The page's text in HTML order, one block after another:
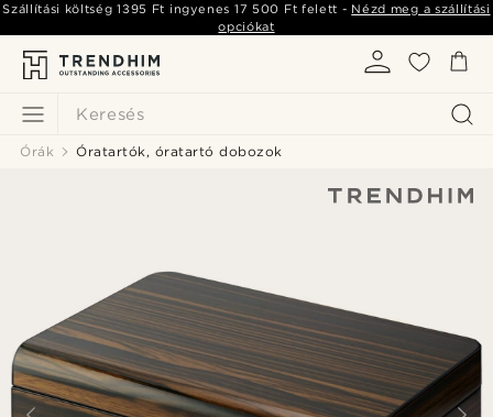
Keresés
Szállítási költség1395 Ft ingyenes 17 500 Ft felett - Nézd meg a szállítási
opciókat
Órák Óratartók, óratartó dobozok